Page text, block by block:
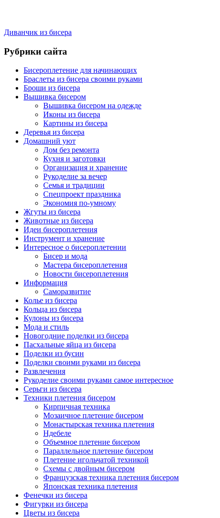
Диванчик из бисера
Рубрики сайта
Бисероплетение для начинающих
Браслеты из бисера своими руками
Броши из бисера
Вышивка бисером
Вышивка бисером на одежде
Иконы из бисера
Картины из бисера
Деревья из бисера
Домашний уют
Дом без ремонта
Кухня и заготовки
Организация и хранение
Рукоделие за вечер
Семья и традиции
Спецпроект праздника
Экономия по-умному
Жгуты из бисера
Животные из бисера
Идеи бисероплетения
Инструмент и хранение
Интересное о бисероплетении
Бисер и мода
Мастера бисероплетения
Новости бисероплетения
Информация
Саморазвитие
Колье из бисера
Кольца из бисера
Кулоны из бисера
Мода и стиль
Новогодние поделки из бисера
Пасхальные яйца из бисера
Поделки из бусин
Поделки своими руками из бисера
Развлечения
Рукоделие своими руками самое интересное
Серьги из бисера
Техники плетения бисером
Кирпичная техника
Мозаичное плетение бисером
Монастырская техника плетения
Ндебеле
Объемное плетение бисером
Параллельное плетение бисером
Плетение игольчатой техникой
Схемы с двойным бисером
Французская техника плетения бисером
Японская техника плетения
Фенечки из бисера
Фигурки из бисера
Цветы из бисера